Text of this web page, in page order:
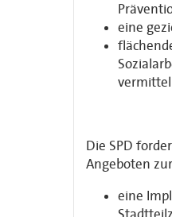
eine
Die SPD
Angeboten
eine